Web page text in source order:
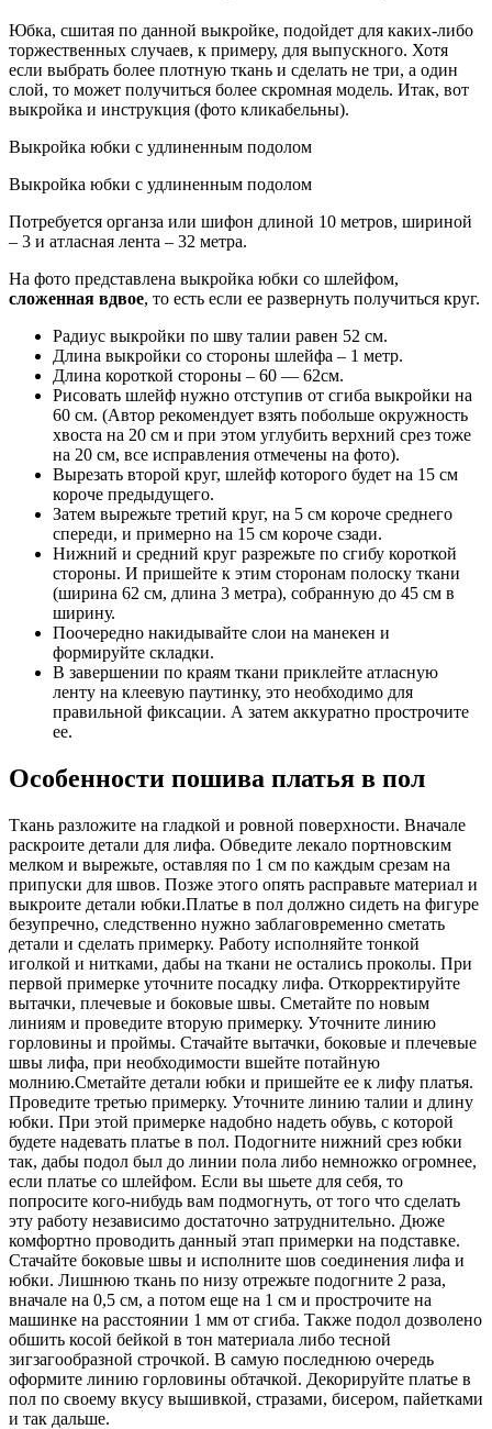
Юбка, сшитая по данной выкройке, подойдет для каких-либо
торжественных случаев, к примеру, для выпускного. Хотя
если выбрать более плотную ткань и сделать не три, а один
слой, то может получиться более скромная модель. Итак, вот
выкройка и инструкция (фото кликабельны).
Выкройка юбки с удлиненным подолом
Выкройка юбки с удлиненным подолом
Потребуется органза или шифон длиной 10 метров, шириной
– 3 и атласная лента – 32 метра.
На фото представлена выкройка юбки со шлейфом,
сложенная вдвое, то есть если ее развернуть получиться круг.
Радиус выкройки по шву талии равен 52 см.
Длина выкройки со стороны шлейфа – 1 метр.
Длина короткой стороны – 60 — 62см.
Рисовать шлейф нужно отступив от сгиба выкройки на
60 см. (Автор рекомендует взять побольше окружность
хвоста на 20 см и при этом углубить верхний срез тоже
на 20 см, все исправления отмечены на фото).
Вырезать второй круг, шлейф которого будет на 15 см
короче предыдущего.
Затем вырежьте третий круг, на 5 см короче среднего
спереди, и примерно на 15 см короче сзади.
Нижний и средний круг разрежьте по сгибу короткой
стороны. И пришейте к этим сторонам полоску ткани
(ширина 62 см, длина 3 метра), собранную до 45 см в
ширину.
Поочередно накидывайте слои на манекен и
формируйте складки.
В завершении по краям ткани приклейте атласную
ленту на клеевую паутинку, это необходимо для
правильной фиксации. А затем аккуратно прострочите
ее.
Особенности пошива платья в пол
Ткань разложите на гладкой и ровной поверхности. Вначале
раскроите детали для лифа. Обведите лекало портновским
мелком и вырежьте, оставляя по 1 см по каждым срезам на
припуски для швов. Позже этого опять расправьте материал и
выкроите детали юбки.Платье в пол должно сидеть на фигуре
безупречно, следственно нужно заблаговременно сметать
детали и сделать примерку. Работу исполняйте тонкой
иголкой и нитками, дабы на ткани не остались проколы. При
первой примерке уточните посадку лифа. Откорректируйте
вытачки, плечевые и боковые швы. Сметайте по новым
линиям и проведите вторую примерку. Уточните линию
горловины и проймы. Стачайте вытачки, боковые и плечевые
швы лифа, при необходимости вшейте потайную
молнию.Сметайте детали юбки и пришейте ее к лифу платья.
Проведите третью примерку. Уточните линию талии и длину
юбки. При этой примерке надобно надеть обувь, с которой
будете надевать платье в пол. Подогните нижний срез юбки
так, дабы подол был до линии пола либо немножко огромнее,
если платье со шлейфом. Если вы шьете для себя, то
попросите кого-нибудь вам подмогнуть, от того что сделать
эту работу независимо достаточно затруднительно. Дюже
комфортно проводить данный этап примерки на подставке.
Стачайте боковые швы и исполните шов соединения лифа и
юбки. Лишнюю ткань по низу отрежьте подогните 2 раза,
вначале на 0,5 см, а потом еще на 1 см и прострочите на
машинке на расстоянии 1 мм от сгиба. Также подол дозволено
обшить косой бейкой в тон материала либо тесной
зигзагообразной строчкой. В самую последнюю очередь
оформите линию горловины обтачкой. Декорируйте платье в
пол по своему вкусу вышивкой, стразами, бисером, пайетками
и так дальше.